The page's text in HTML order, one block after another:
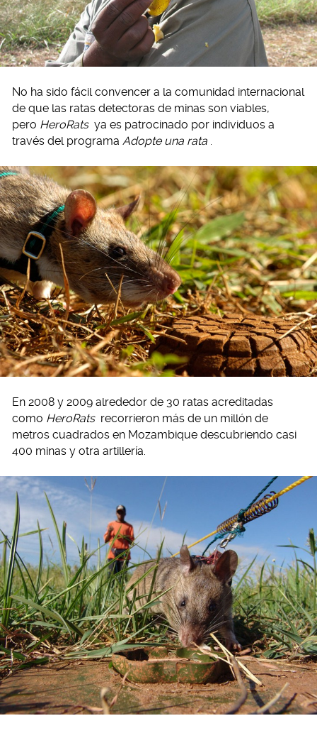
No ha sido fácil convencer a la comunidad internacional
de que las ratas detectoras de minas son viables,
pero HeroRats ya es patrocinado por individuos a
través del programa Adopte una rata .
En 2008 y 2009 alrededor de 30 ratas acreditadas
como HeroRats recorrieron más de un millón de
metros cuadrados en Mozambique descubriendo casi
400 minas y otra artillería.